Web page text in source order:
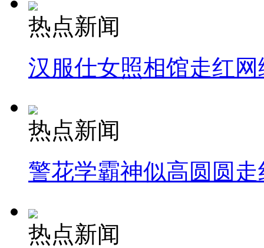
热点新闻
汉服仕女照相馆走红网
热点新闻
警花学霸神似高圆圆走
热点新闻